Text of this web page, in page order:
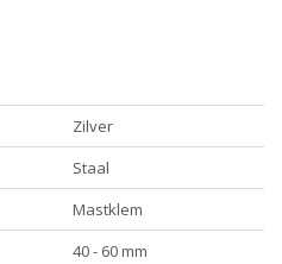
Zilver
Staal
Mastklem
40 - 60 mm